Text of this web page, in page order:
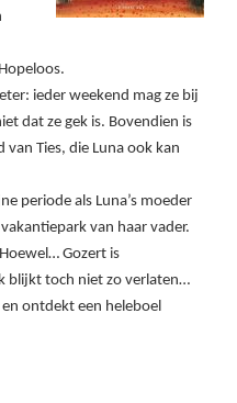
ieder weekend mag ze bij
dat ze gek is. Bovendien is
Ties, die Luna ook kan
periode als Luna’s moeder
van haar vader.
Gozert is
blijkt toch niet zo verlaten…
ontdekt een heleboel